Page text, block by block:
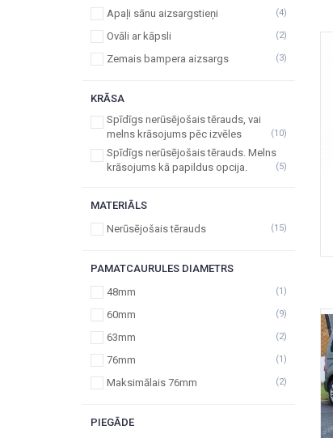
Apaļi sānu aizsargstieņi (4)
Ovāli ar kāpsli (2)
Zemais bampera aizsargs (3)
KRĀSA
Spīdīgs nerūsējošais tērauds, vai
melns krāsojums pēc izvēles
(10)
Spīdīgs nerūsējošais tērauds. Melns
krāsojums kā papildus opcija.
(5)
MATERIĀLS
Nerūsējošais tērauds
(15)
PAMATCAURULES DIAMETRS
48mm
(1)
60mm (9)
63mm (2)
76mm (1)
Maksimālais 76mm (2)
PIEGĀDE